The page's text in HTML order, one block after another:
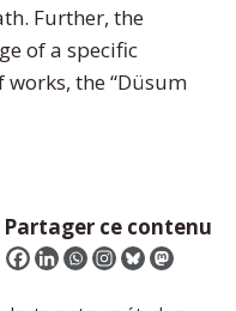
Further, the
of a specific
the “Düsum
Partager ce contenu